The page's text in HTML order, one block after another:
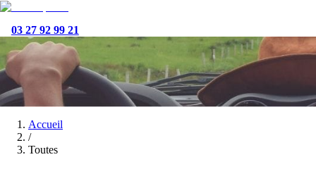
03 27 92 99 21
Accueil
/
Toutes